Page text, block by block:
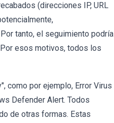
(direcciones IP, URL
tanto, el seguimiento podría
esos motivos, todos los
como por ejemplo, Error Virus
Defender Alert. Todos
de otras formas. Estas